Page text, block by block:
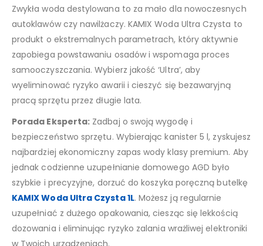
Zwykła woda destylowana to za mało dla nowoczesnych
autoklawów czy nawilżaczy. KAMIX Woda Ultra Czysta to
produkt o ekstremalnych parametrach, który aktywnie
zapobiega powstawaniu osadów i wspomaga proces
samooczyszczania. Wybierz jakość ‘Ultra’, aby
wyeliminować ryzyko awarii i cieszyć się bezawaryjną
pracą sprzętu przez długie lata.
Porada Eksperta: Zadbaj o swoją wygodę i
bezpieczeństwo sprzętu. Wybierając kanister 5 l, zyskujesz
najbardziej ekonomiczny zapas wody klasy premium. Aby
jednak codzienne uzupełnianie domowego AGD było
szybkie i precyzyjne, dorzuć do koszyka poręczną butelkę
KAMIX Woda Ultra Czysta 1L. Możesz ją regularnie
uzupełniać z dużego opakowania, ciesząc się lekkością
dozowania i eliminując ryzyko zalania wrażliwej elektroniki
w Twoich urządzeniach.